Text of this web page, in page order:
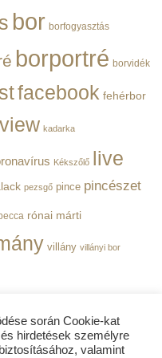
bor borfogyasztás
borportré borvidék
facebook fehérbor
kadarka
Kékszőlő live
pezsgő pince pincészet
rónai márti
villány villányi bor
során Cookie-kat
hirdetések személyre
valamint